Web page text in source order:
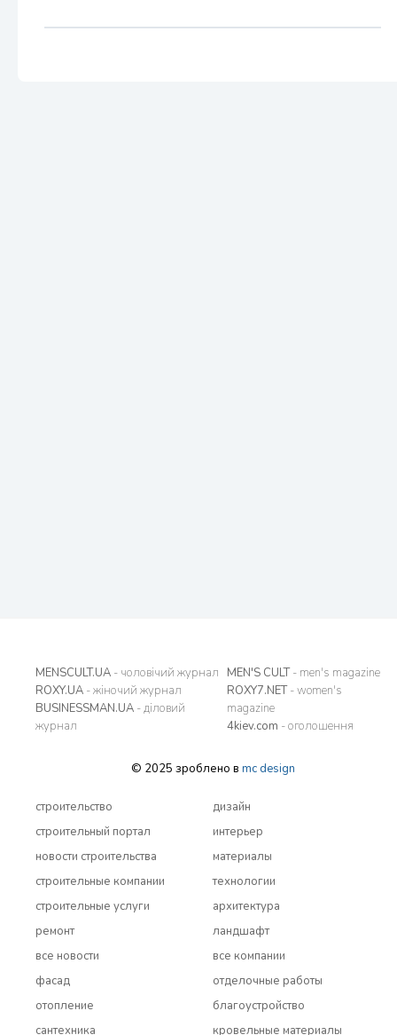
MENSCULT.UA - чоловічий журнал
ROXY.UA - жіночий журнал
BUSINESSMAN.UA - діловий
журнал
MEN'S CULT- men's magazine
ROXY7.NET- women's
magazine
4kiev.com - оголошення
© 2025 зроблено в mc design
строительство
строительный портал
новости строительства
строительные компании
строительные услуги
ремонт
все новости
дизайн
интерьер
материалы
технологии
архитектура
ландшафт
все компании
фасад
отопление
сантехника
отделочные работы
благоустройство
кровельные материалы